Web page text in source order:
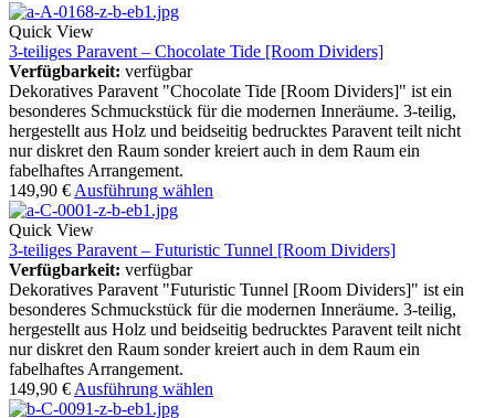
Quick View
3-teiliges Paravent – Chocolate Tide [Room Dividers]
Verfügbarkeit: verfügbar
Dekoratives Paravent "Chocolate Tide [Room Dividers]" ist ein
besonderes Schmuckstück für die modernen Inneräume. 3-teilig,
hergestellt aus Holz und beidseitig bedrucktes Paravent teilt nicht
nur diskret den Raum sonder kreiert auch in dem Raum ein
fabelhaftes Arrangement.
149,90 € Ausführung wählen
Quick View
3-teiliges Paravent – Futuristic Tunnel [Room Dividers]
Verfügbarkeit: verfügbar
Dekoratives Paravent "Futuristic Tunnel [Room Dividers]" ist ein
besonderes Schmuckstück für die modernen Inneräume. 3-teilig,
hergestellt aus Holz und beidseitig bedrucktes Paravent teilt nicht
nur diskret den Raum sonder kreiert auch in dem Raum ein
fabelhaftes Arrangement.
149,90 € Ausführung wählen